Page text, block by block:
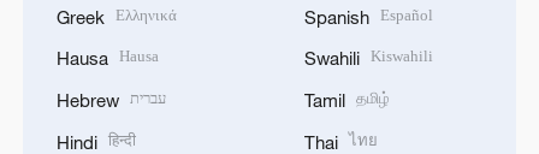
Greek Ελληνικά
Hausa Hausa
Hebrew עברית
Hindi हिन्दी
Spanish Español
Swahili Kiswahili
Tamil தமிழ்
Thai ไทย